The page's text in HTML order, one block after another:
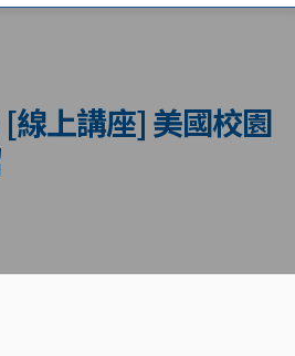
上講座] 美國校園